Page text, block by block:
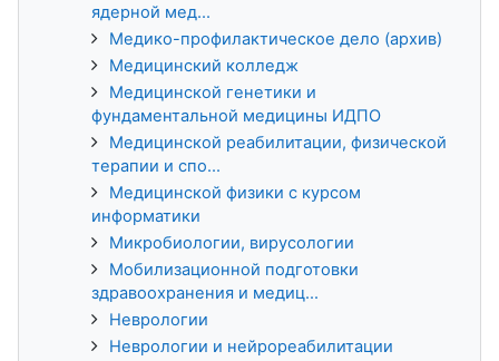
ядерной мед...
Медико-профилактическое дело (архив)
Медицинский колледж
Медицинской генетики и
фундаментальной медицины ИДПО
Медицинской реабилитации, физической
терапии и спо...
Медицинской физики с курсом
информатики
Микробиологии, вирусологии
Мобилизационной подготовки
здравоохранения и медиц...
Неврологии
Неврологии и нейрореабилитации